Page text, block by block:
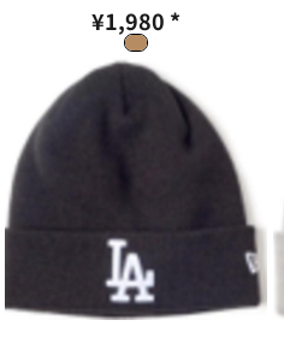
¥1,980 *